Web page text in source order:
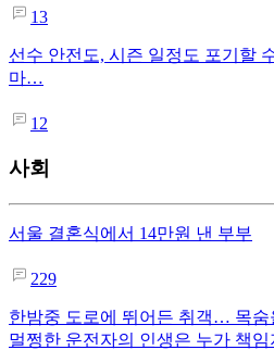
13
선수 안전도, 시즌 일정도 포기할
마…
12
사회
서울 결혼식에서 14만원 낸 부부
229
한밤중 도로에 뛰어든 취객… 목숨
멀쩡한 운전자의 인생은 누가 책임